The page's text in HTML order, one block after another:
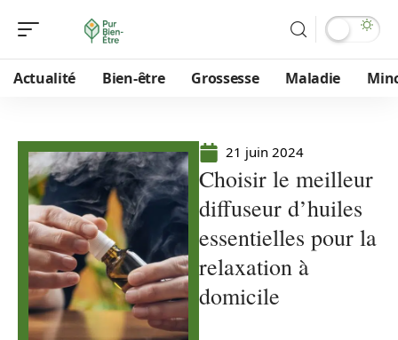
Actualité Bien-être Grossesse Maladie
21 juin 2024
Choisir le meilleur
diffuseur d’huiles
essentielles pour la
relaxation à
domicile